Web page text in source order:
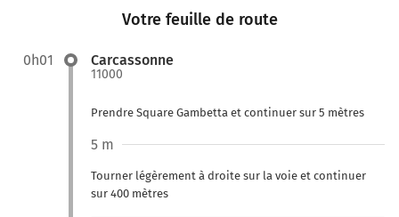
Votre feuille de route
0h01 Carcassonne
11000
Prendre Square Gambetta et continuer sur 5 mètres
Tourner légèrement à droite sur la voie et continuer
sur 400 mètres
5 m